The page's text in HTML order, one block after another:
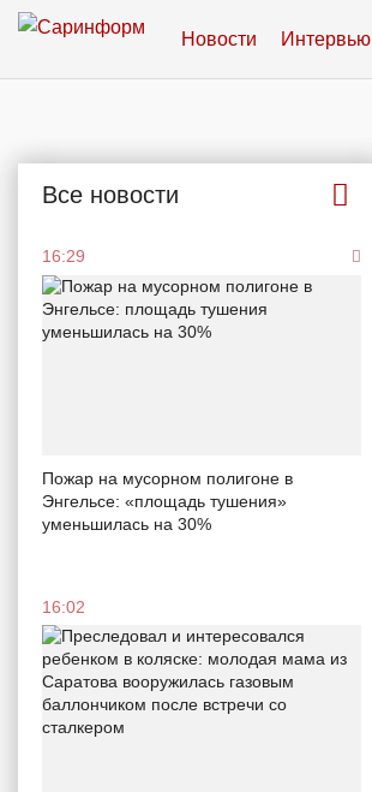
Новости Интервью
Все новости
16:29
Пожар на мусорном полигоне в
Энгельсе: «площадь тушения»
уменьшилась на 30%
16:02